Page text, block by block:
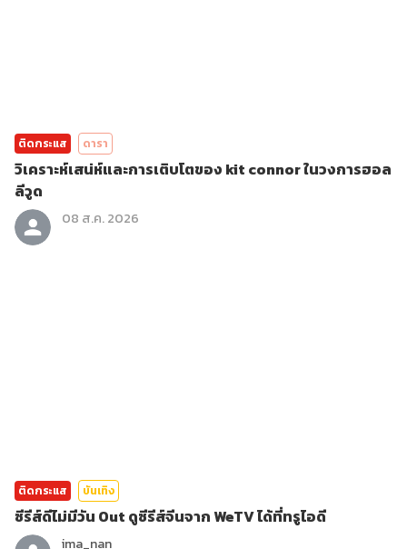
ติดกระแส ดารา
วิเคราะห์เสน่ห์และการเติบโตของ kit connor ในวงการฮอล
ลีวูด
08 ส.ค. 2026
ติดกระแส บันเทิง
ซีรีส์ดีไม่มีวัน Out ดูซีรีส์จีนจาก WeTV ได้ที่ทรูไอดี
ima_nan